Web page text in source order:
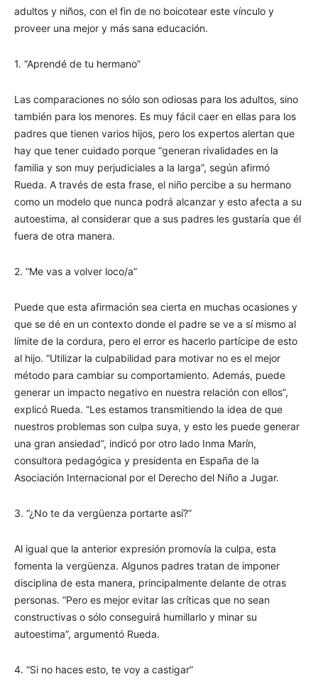
adultos y niños, con el fin de no boicotear este vínculo y
proveer una mejor y más sana educación.
1. “Aprendé de tu hermano”
Las comparaciones no sólo son odiosas para los adultos, sino
también para los menores. Es muy fácil caer en ellas para los
padres que tienen varios hijos, pero los expertos alertan que
hay que tener cuidado porque “generan rivalidades en la
familia y son muy perjudiciales a la larga”, según afirmó
Rueda. A través de esta frase, el niño percibe a su hermano
como un modelo que nunca podrá alcanzar y esto afecta a su
autoestima, al considerar que a sus padres les gustaría que él
fuera de otra manera.
2. “Me vas a volver loco/a”
Puede que esta afirmación sea cierta en muchas ocasiones y
que se dé en un contexto donde el padre se ve a sí mismo al
límite de la cordura, pero el error es hacerlo partícipe de esto
al hijo. “Utilizar la culpabilidad para motivar no es el mejor
método para cambiar su comportamiento. Además, puede
generar un impacto negativo en nuestra relación con ellos”,
explicó Rueda. “Les estamos transmitiendo la idea de que
nuestros problemas son culpa suya, y esto les puede generar
una gran ansiedad”, indicó por otro lado Inma Marín,
consultora pedagógica y presidenta en España de la
Asociación Internacional por el Derecho del Niño a Jugar.
3. “¿No te da vergüenza portarte así?”
Al igual que la anterior expresión promovía la culpa, esta
fomenta la vergüenza. Algunos padres tratan de imponer
disciplina de esta manera, principalmente delante de otras
personas. “Pero es mejor evitar las críticas que no sean
constructivas o sólo conseguirá humillarlo y minar su
autoestima”, argumentó Rueda.
4. “Si no haces esto, te voy a castigar”